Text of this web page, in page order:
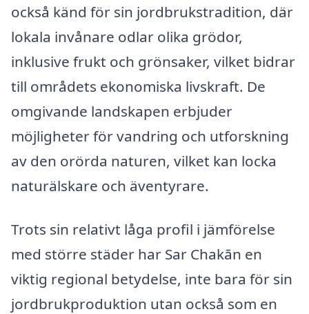
också känd för sin jordbrukstradition, där
lokala invånare odlar olika grödor,
inklusive frukt och grönsaker, vilket bidrar
till områdets ekonomiska livskraft. De
omgivande landskapen erbjuder
möjligheter för vandring och utforskning
av den orörda naturen, vilket kan locka
naturälskare och äventyrare.
Trots sin relativt låga profil i jämförelse
med större städer har Sar Chakān en
viktig regional betydelse, inte bara för sin
jordbrukproduktion utan också som en